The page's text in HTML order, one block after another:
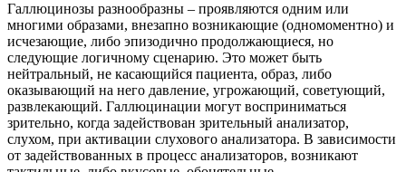
Галлюцинозы разнообразны – проявляются одним или
многими образами, внезапно возникающие (одномоментно) и
исчезающие, либо эпизодично продолжающиеся, но
следующие логичному сценарию. Это может быть
нейтральный, не касающийся пациента, образ, либо
оказывающий на него давление, угрожающий, советующий,
развлекающий. Галлюцинации могут восприниматься
зрительно, когда задействован зрительный анализатор,
слухом, при активации слухового анализатора. В зависимости
от задействованных в процесс анализаторов, возникают